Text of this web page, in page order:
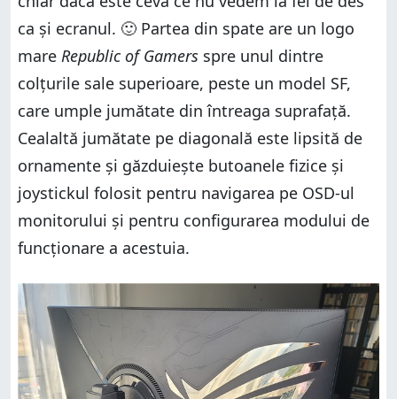
ca și ecranul. 🙂 Partea din spate are un logo
mare Republic of Gamers spre unul dintre
colțurile sale superioare, peste un model SF,
care umple jumătate din întreaga suprafață.
Cealaltă jumătate pe diagonală este lipsită de
ornamente și găzduiește butoanele fizice și
joystickul folosit pentru navigarea pe OSD-ul
monitorului și pentru configurarea modului de
funcționare a acestuia.